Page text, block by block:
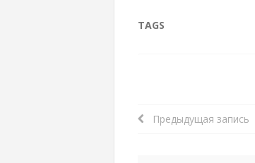
TAGS
Предыдущая запись